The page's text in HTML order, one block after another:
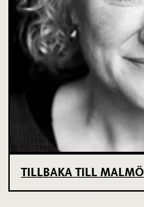
TILLBAKA TILL MALMÖ